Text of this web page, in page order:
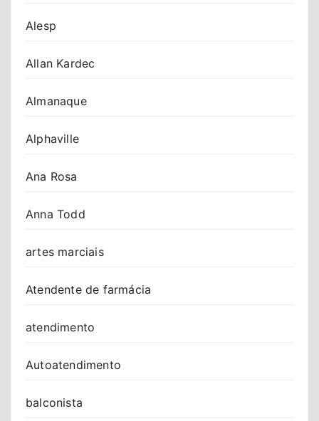
Alesp
Allan Kardec
Almanaque
Alphaville
Ana Rosa
Anna Todd
artes marciais
Atendente de farmácia
atendimento
Autoatendimento
balconista